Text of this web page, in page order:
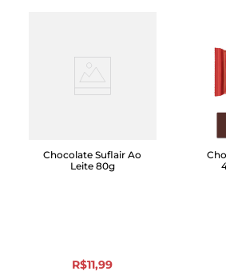
Chocolate Suflair Ao
Leite 80g
R$11,99